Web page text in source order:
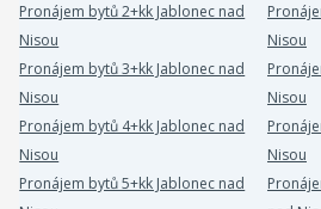
Pronájem bytů 2+kk Jablonec nad
Nisou
Nisou
Pronájem bytů 3+kk Jablonec nad
Nisou
Nisou
Pronájem bytů 4+kk Jablonec nad
Nisou
Nisou
Pronájem bytů 5+kk Jablonec nad